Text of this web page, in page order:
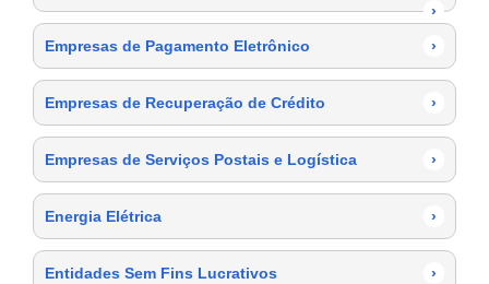
›
Empresas de Pagamento Eletrônico
›
Empresas de Recuperação de Crédito ›
Empresas de Serviços Postais e Logística ›
Energia Elétrica ›
Entidades Sem Fins Lucrativos ›